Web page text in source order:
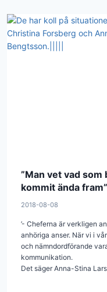
”Man vet vad
kommit ända fram”
2018-08-08
’- Cheferna är verkligen
anhöriga anser. När vi i
och nämndordförande
kommunikation.
Det säger Anna-Stina